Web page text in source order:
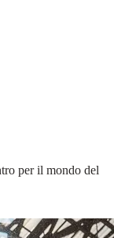
per il mondo del